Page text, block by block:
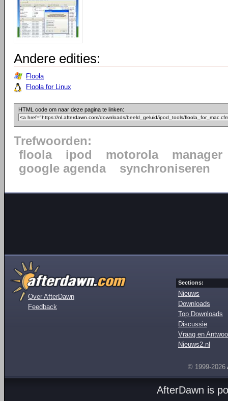
Andere edities:
Floola
Floola for Linux
HTML code om naar deze pagina te linken:
Trefwoorden:
floola
ipod motorola
manager
google agenda
synchroniseren
Over AfterDawn
Feedback
Sections:
Nieuws
Downloads
Top Downloads
Discussie
Vraag en
Nieuws2.nl
© 1999-2026
AfterDawn is